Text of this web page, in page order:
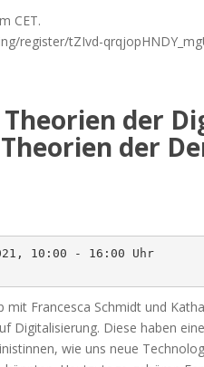
CET.
register/tZIvd-
der
der
10:00 - 16:00 Uhr
mit Francesca Schmidt und
Digitalisierung. Diese haben
wie uns neue